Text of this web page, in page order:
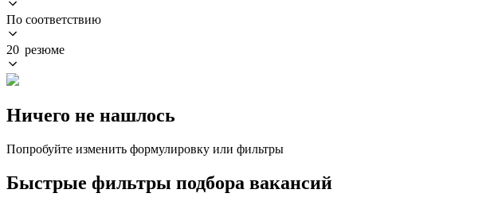
По соответствию
20 резюме
Ничего не нашлось
Попробуйте изменить формулировку или фильтры
Быстрые фильтры подбора вакансий